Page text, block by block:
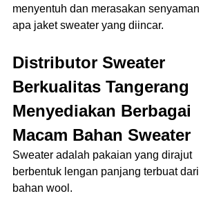
menyentuh dan merasakan senyaman
apa jaket sweater yang diincar.
Distributor Sweater
Berkualitas Tangerang
Menyediakan Berbagai
Macam Bahan Sweater
Sweater adalah pakaian yang dirajut
berbentuk lengan panjang terbuat dari
bahan wool.